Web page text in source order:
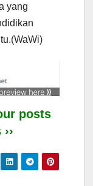
yang
posts